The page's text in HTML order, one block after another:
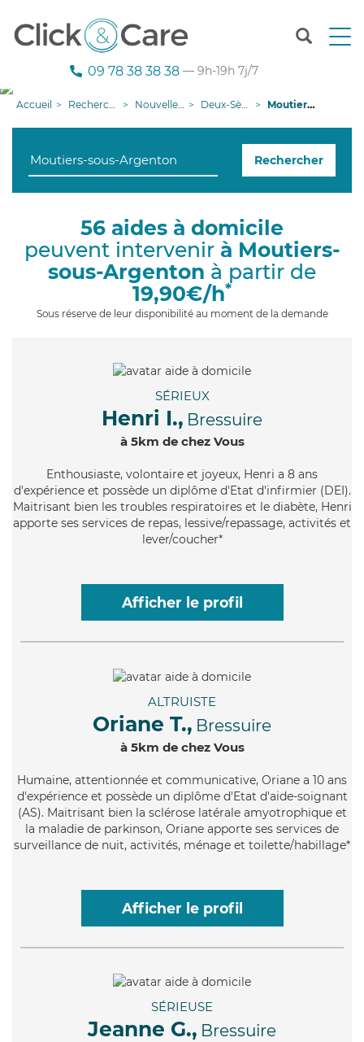
T
n
g
i
09 78 38 38 38 — 9h-19h 7j/7
Accueil Recherche aide à domicile Nouvelle-Aquitaine Deux-Sèvres Moutiers-sous-Argenton
Rechercher
56 aides à domicile
peuvent intervenir à Moutiers-
sous-Argenton à partir de
19,90€/h*
Sous réserve de leur disponibilité au moment de la demande
SÉRIEUX
Henri I., Bressuire
à 5km de chez Vous
Enthousiaste, volontaire et joyeux, Henri a 8 ans
d'expérience et possède un diplôme d'Etat d'infirmier (DEI).
Maitrisant bien les troubles respiratoires et le diabète, Henri
apporte ses services de repas, lessive/repassage, activités et
lever/coucher*
Afficher le profil
ALTRUISTE
Oriane T., Bressuire
à 5km de chez Vous
Humaine, attentionnée et communicative, Oriane a 10 ans
d'expérience et possède un diplôme d'Etat d'aide-soignant
(AS). Maitrisant bien la sclérose latérale amyotrophique et
la maladie de parkinson, Oriane apporte ses services de
surveillance de nuit, activités, ménage et toilette/habillage*
Afficher le profil
SÉRIEUSE
Jeanne G., Bressuire